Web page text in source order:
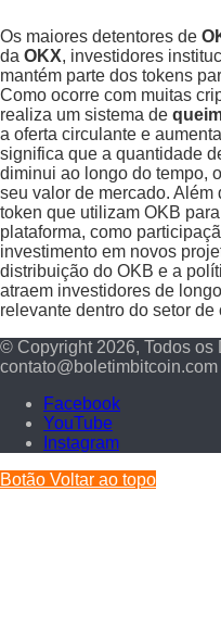
Os maiores detentores de
da OKX, investidores
mantém parte dos tokens
Como ocorre com muitas
realiza um sistema de
a oferta circulante e
significa que a quantidade
diminui ao longo do tempo,
seu valor de mercado.
token que utilizam OKB
plataforma, como
investimento em novos
distribuição do OKB e a
atraem investidores de
relevante dentro do setor de
© Copyright 2026, Todos
contato@boletimbitcoin.com
Facebook
YouTube
Instagram
Botão Voltar ao topo